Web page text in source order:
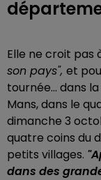
Elle ne croit pas
son pays", et
tournée... dans
Mans, dans le
dimanche 3
quatre coins du
petits villages.
dans des